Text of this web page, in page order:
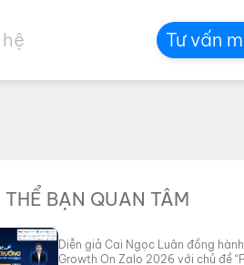
Tư vấn
THỂ BẠN QUAN TÂM
Diễn giả Cai Ngọc Luân đồng
Growth On Zalo 2026 với chủ đề